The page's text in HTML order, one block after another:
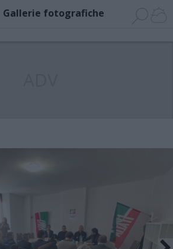
Gallerie fotografiche